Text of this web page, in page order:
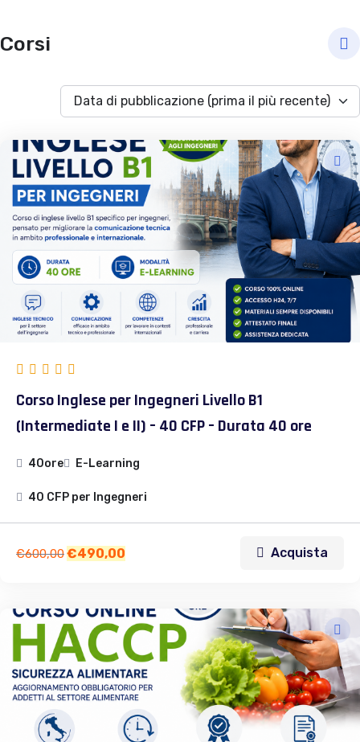
Corsi
Data di pubblicazione (prima il più recente)
Corso Inglese per Ingegneri Livello B1
(Intermediate I e II) – 40 CFP – Durata 40 ore
40ore E-Learning
40 CFP per Ingegneri
€600,00€490,00 Acquista